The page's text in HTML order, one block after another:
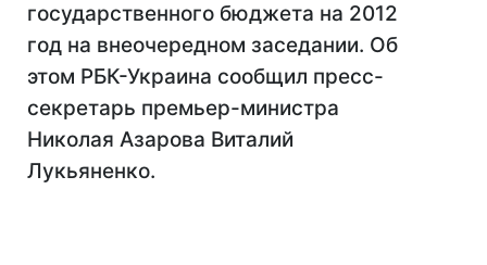
государственного бюджета на 2012
год на внеочередном заседании. Об
этом РБК-Украина сообщил пресс-
секретарь премьер-министра
Николая Азарова Виталий
Лукьяненко.